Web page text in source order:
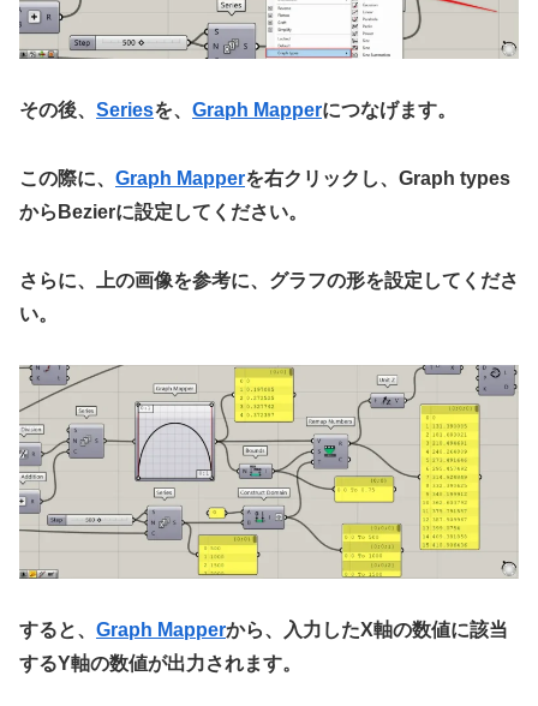
その後、 Seriesを、 Graph Mapperにつなげます。
この際に、 Graph Mapperを右クリックし、Graph types
からBezierに設定してください。
さらに、上の画像を参考に、グラフの形を設定してくださ
い。
すると、 Graph Mapperから、入力したX軸の数値に該当
するY軸の数値が出力されます。